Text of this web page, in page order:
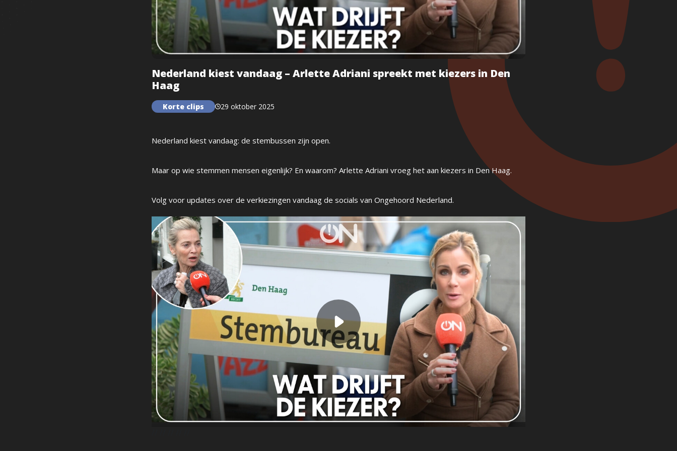
Nederland kiest vandaag – Arlette Adriani spreekt met kiezers in Den
Haag
Korte clips 29 oktober 2025
Nederland kiest vandaag: de stembussen zijn open.
Maar op wie stemmen mensen eigenlijk? En waarom? Arlette Adriani vroeg het aan kiezers in Den Haag.
Volg voor updates over de verkiezingen vandaag de socials van Ongehoord Nederland.